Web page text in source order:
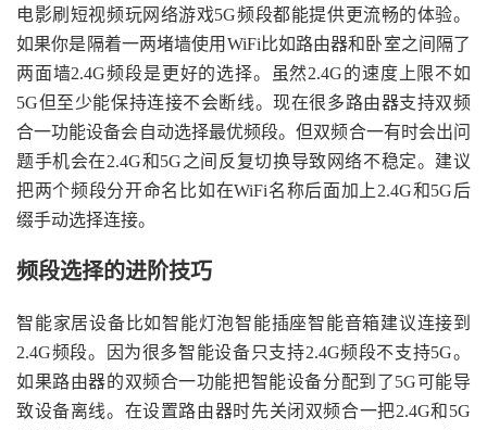
电影刷短视频玩网络游戏5G频段都能提供更流畅的体验。
如果你是隔着一两堵墙使用WiFi比如路由器和卧室之间隔了
两面墙2.4G频段是更好的选择。虽然2.4G的速度上限不如
5G但至少能保持连接不会断线。现在很多路由器支持双频
合一功能设备会自动选择最优频段。但双频合一有时会出问
题手机会在2.4G和5G之间反复切换导致网络不稳定。建议
把两个频段分开命名比如在WiFi名称后面加上2.4G和5G后
缀手动选择连接。
频段选择的进阶技巧
智能家居设备比如智能灯泡智能插座智能音箱建议连接到
2.4G频段。因为很多智能设备只支持2.4G频段不支持5G。
如果路由器的双频合一功能把智能设备分配到了5G可能导
致设备离线。在设置路由器时先关闭双频合一把2.4G和5G